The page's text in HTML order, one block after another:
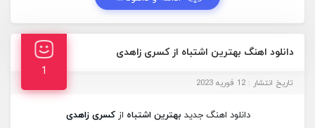
دانلود اهنگ بهترین اشتباه از کسری زاهدی
1
تاریخ انتشار : 12 فوریه 2023
دانلود اهنگ جدید بهترین اشتباه از کسری زاهدی